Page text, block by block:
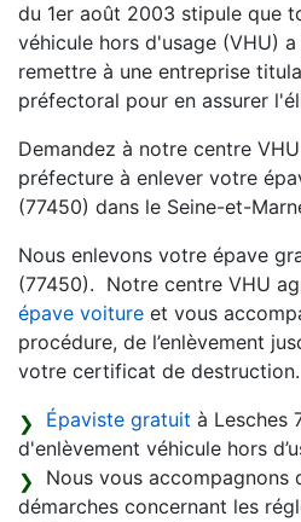
du 1er août 2003 stipule que
véhicule hors d'usage (VHU)
remettre à une entreprise
préfectoral pour en assurer
Demandez à notre centre
préfecture à enlever votre
(77450) dans le Seine-et-
Nous enlevons votre épave
(77450). Notre centre VHU
épave voiture et vous
procédure, de l’enlèvement
votre certificat de destruction.
Épaviste gratuit à Lesches
d'enlèvement véhicule hors
Nous vous accompagnons
démarches concernant les